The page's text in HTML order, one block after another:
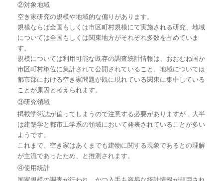
②対象地域
空き家研究の規模や地域的な偏りがあります。
規模ならば全国もしくは市区町村規模にて実施される研究、地域
については全国もしくは関東地方がそれぞれ多数を占めていま
す。
規模については利用可能な既存の調査統計情報は、おおむね国か
市区町村単位に集計されて公開されていること、地域については
都市部における空き家問題が既に現れている関東に集中している
ことが原因と考えられます。
③研究領域
掲載学術誌が偏ってしまうので注意する必要がありますが，大半
は建築学と都市工学系の領域において発表されていることが多い
ようです。
これまで、空き家はあくまでも建物に関する現象であるとの理解
が主流であったため、と推測されます。
④使用統計